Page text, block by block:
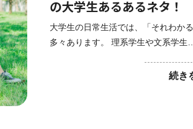
の大学生あるあるネタ！
大学生の日常生活では、「それわか
多々あります。 理系学生や文系学生…
続き